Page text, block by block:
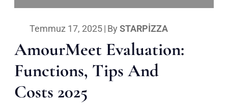
Temmuz 17, 2025| By STARPIZZA
AmourMeet Evaluation:
Functions, Tips And
Costs 2025